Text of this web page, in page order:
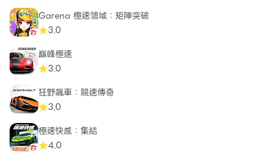
Garena 極速領域：矩陣突破
3.0
巔峰極速
3.0
狂野飆車：競速傳奇
3.0
極速快感：集結
4.0